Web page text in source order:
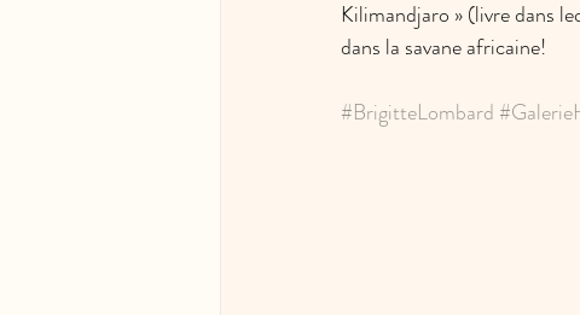
Kilimandjaro » (livre dans
dans la savane africaine!
#BrigitteLombard